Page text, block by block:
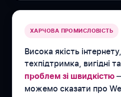
ХАРЧОВА ПРОМИСЛОВІСТЬ
Висока якість
техпідтримка, вигідні
проблем зі швидкістю
можемо сказати про